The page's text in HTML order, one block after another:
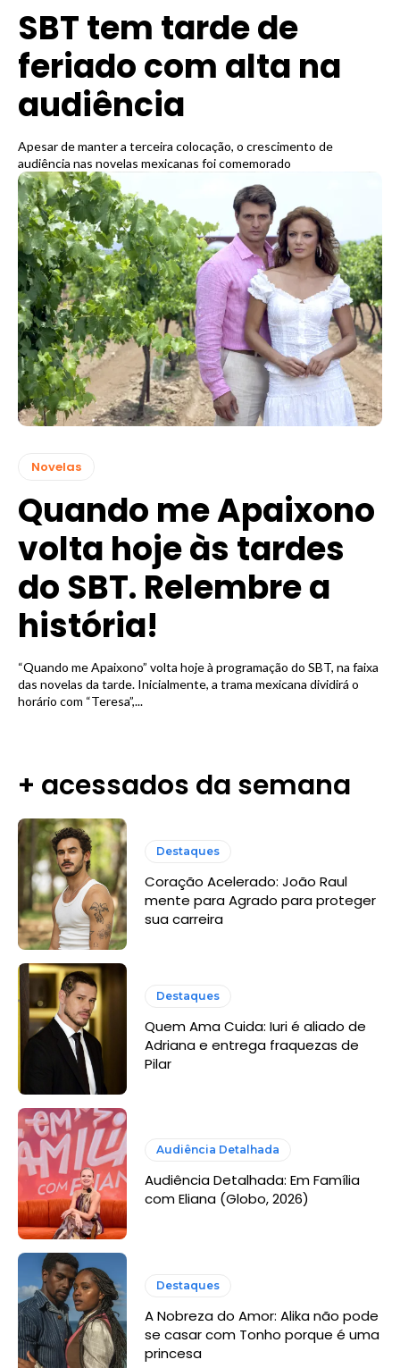
SBT tem tarde de
feriado com alta na
audiência
Apesar de manter a terceira colocação, o crescimento de
audiência nas novelas mexicanas foi comemorado
Novelas
Quando me Apaixono
volta hoje às tardes
do SBT. Relembre a
história!
“Quando me Apaixono” volta hoje à programação do SBT, na faixa
das novelas da tarde. Inicialmente, a trama mexicana dividirá o
horário com “Teresa”,...
+ acessados da semana
Destaques
Coração Acelerado: João Raul
mente para Agrado para proteger
sua carreira
Destaques
Quem Ama Cuida: Iuri é aliado de
Adriana e entrega fraquezas de
Pilar
Audiência Detalhada
Audiência Detalhada: Em Família
com Eliana (Globo, 2026)
Destaques
A Nobreza do Amor: Alika não pode
se casar com Tonho porque é uma
princesa